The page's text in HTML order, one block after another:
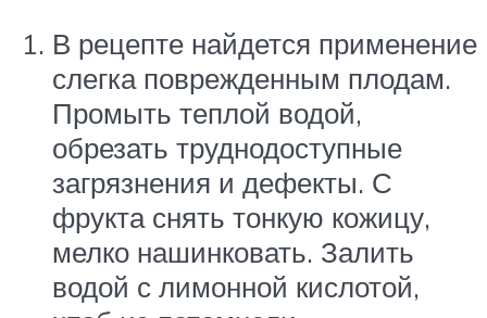
В рецепте найдется применение
слегка поврежденным плодам.
Промыть теплой водой,
обрезать труднодоступные
загрязнения и дефекты. С
фрукта снять тонкую кожицу,
мелко нашинковать. Залить
водой с лимонной кислотой,